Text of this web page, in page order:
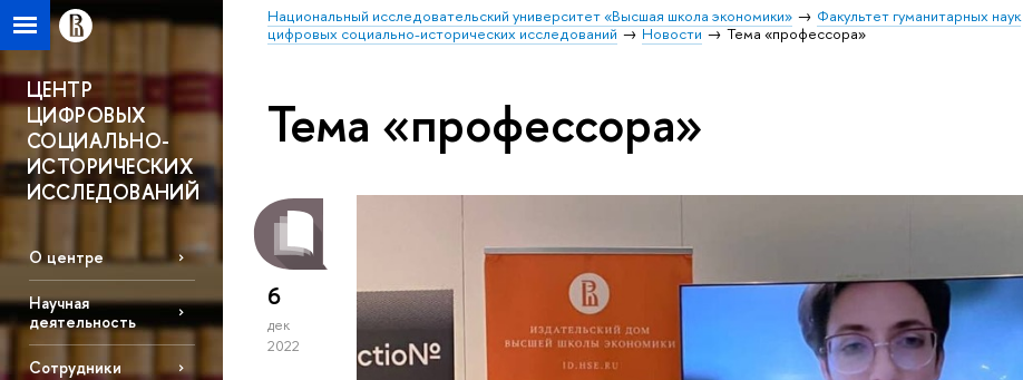
Национальный исследовательский университет «Высшая школа экономики» Факультет гуманитарных наук
цифровых социально-исторических исследований
Новости Тема «профессора»
ЦЕНТР
ЦИФРОВЫХ
СОЦИАЛЬНО-
ИСТОРИЧЕСКИХ
ИССЛЕДОВАНИЙ
О центре
Научная
деятельность
Сотрудники
Тема «профессора»
6
дек
2022